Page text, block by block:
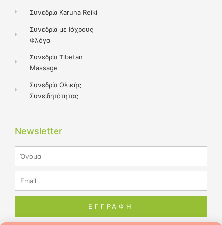
Συνεδρία Karuna Reiki
Συνεδρία με Ιόχρους
Φλόγα
Συνεδρία Tibetan
Massage
Συνεδρία Ολικής
Συνειδητότητας
Newsletter
ΕΓΓΡΑΦΗ